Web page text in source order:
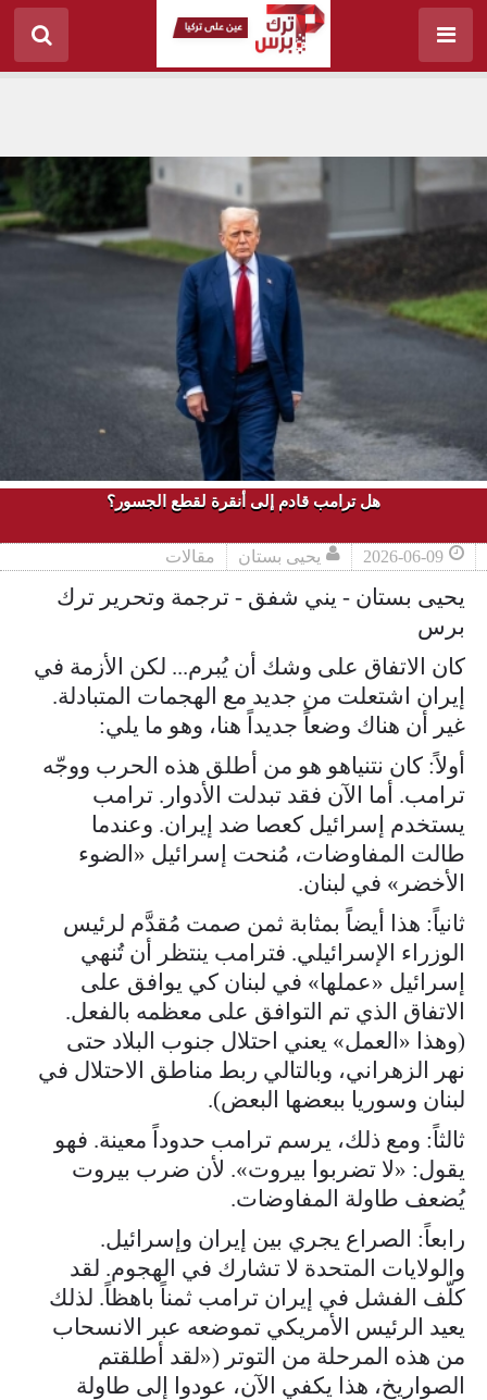
هل ترامب قادم إلى أنقرة لقطع الجسور؟
2026-06-09 يحيى بستان مقالات
يحيى بستان - يني شفق - ترجمة وتحرير ترك
برس
كان الاتفاق على وشك أن يُبرم... لكن الأزمة في
إيران اشتعلت من جديد مع الهجمات المتبادلة.
غير أن هناك وضعاً جديداً هنا، وهو ما يلي:
أولاً: كان نتنياهو هو من أطلق هذه الحرب ووجّه
ترامب. أما الآن فقد تبدلت الأدوار. ترامب
يستخدم إسرائيل كعصا ضد إيران. وعندما
طالت المفاوضات، مُنحت إسرائيل «الضوء
الأخضر» في لبنان.
ثانياً: هذا أيضاً بمثابة ثمن صمت مُقدَّم لرئيس
الوزراء الإسرائيلي. فترامب ينتظر أن تُنهي
إسرائيل «عملها» في لبنان كي يوافق على
الاتفاق الذي تم التوافق على معظمه بالفعل.
(وهذا «العمل» يعني احتلال جنوب البلاد حتى
نهر الزهراني، وبالتالي ربط مناطق الاحتلال في
لبنان وسوريا ببعضها البعض).
ثالثاً: ومع ذلك، يرسم ترامب حدوداً معينة. فهو
يقول: «لا تضربوا بيروت». لأن ضرب بيروت
يُضعف طاولة المفاوضات.
رابعاً: الصراع يجري بين إيران وإسرائيل.
والولايات المتحدة لا تشارك في الهجوم. لقد
كلّف الفشل في إيران ترامب ثمناً باهظاً. لذلك
يعيد الرئيس الأمريكي تموضعه عبر الانسحاب
من هذه المرحلة من التوتر («لقد أطلقتم
الصواريخ، هذا يكفي الآن، عودوا إلى طاولة